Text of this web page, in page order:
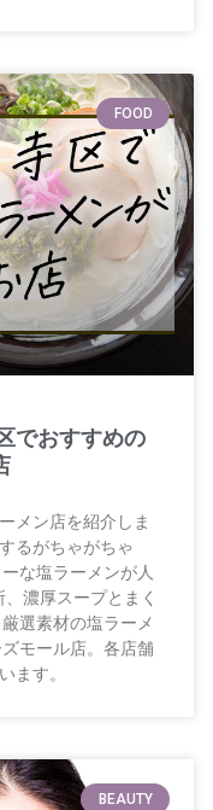
FOOD
でおすすめの
メン店を紹介しま
るがちゃがちゃ
な塩ラーメンが人
濃厚スープとまく
選素材の塩ラーメ
モール店。各店舗
ます。
BEAUTY